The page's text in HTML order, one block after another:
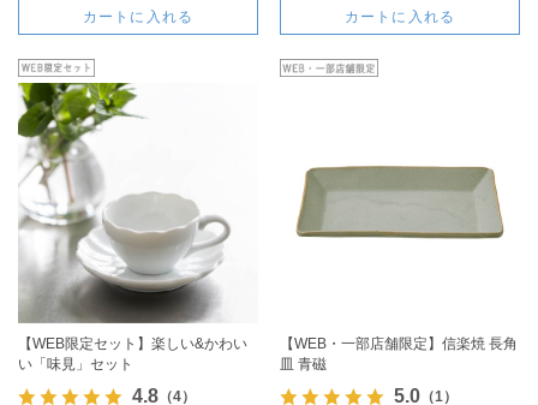
カートに入れる カートに入れる
【WEB限定セット】楽しい&かわい
い「味見」セット
4.8（4）
【WEB・一部店舗限定】信楽焼 長角
皿 青磁
5.0（1）